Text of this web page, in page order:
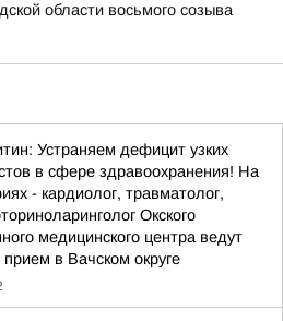
области восьмого созыва
Устраняем дефицит узких
в сфере здравоохранения! На
- кардиолог, травматолог,
Окского
медицинского центра ведут
в Вачском округе